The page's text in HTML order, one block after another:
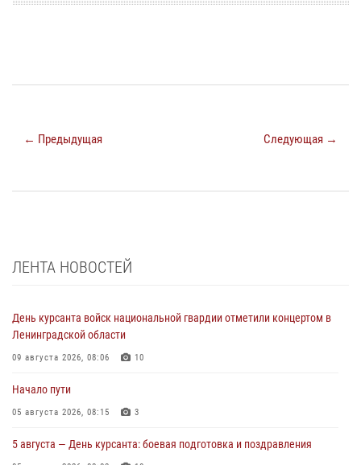
← Предыдущая Следующая →
ЛЕНТА НОВОСТЕЙ
День курсанта войск национальной гвардии отметили концертом в
Ленинградской области
09 августа 2026, 08:06 10
Начало пути
05 августа 2026, 08:15 3
5 августа — День курсанта: боевая подготовка и поздравления